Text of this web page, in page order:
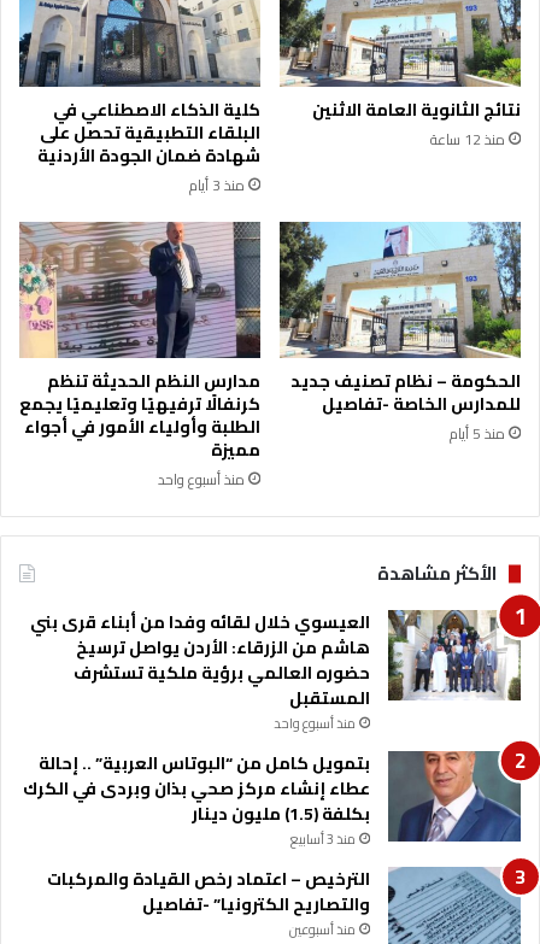
ا
ن
ط
ل
ا
ق
د
ي
د
ة
ل
ع
ل
ا
ق
ا
ل
ل
د
ي
ن
ا
ل
ق
ت
ص
ا
د
ي
ة
ي
ر
ح
ا
ب
ا
ب
ي
ع
ة
"
ف
ي
ب
ي
نتائج الثانوية العامة الاثنين
منذ 12 ساعة
كلية الذكاء الاصطناعي في
البلقاء التطبيقية تحصل على
شهادة ضمان الجودة الأردنية
منذ 3 أيام
الحكومة – نظام تصنيف جديد
للمدارس الخاصة -تفاصيل
منذ 5 أيام
مدارس النظم الحديثة تنظم
كرنفالًا ترفيهيًا وتعليميًا يجمع
الطلبة وأولياء الأمور في أجواء
مميزة
منذ أسبوع واحد
الأكثر مشاهدة
العيسوي خلال لقائه وفدا من أبناء قرى بني
هاشم من الزرقاء: الأردن يواصل ترسيخ
حضوره العالمي برؤية ملكية تستشرف
المستقبل
منذ أسبوع واحد
بتمويل كامل من “البوتاس العربية” .. إحالة
عطاء إنشاء مركز صحي بذان وبردى في الكرك
بكلفة (1.5) مليون دينار
منذ 3 أسابيع
الترخيص – اعتماد رخص القيادة والمركبات
والتصاريح الكترونيا” -تفاصيل
منذ أسبوعين